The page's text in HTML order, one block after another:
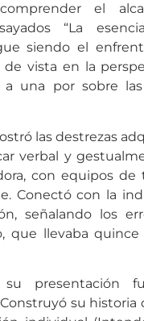
el
“La
siendo el
vista en la
a una por sobre las
las destrezas
verbal y
con equipos de
Conectó con la
señalando los
que llevaba quince
presentación
su historia